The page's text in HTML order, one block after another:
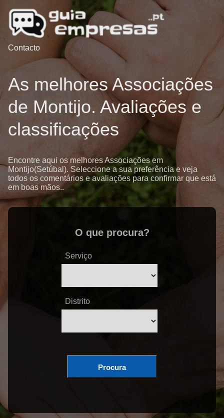
Contacto
As melhores Associações
de Montijo. Avaliações e
classificações
Encontre aqui os melhores Associações em
Montijo(Setúbal). Seleccione a sua preferência e veja
todos os comentários e avaliações para confirmar que está
em boas mãos..
O que procura?
Serviço
Distrito
Procura